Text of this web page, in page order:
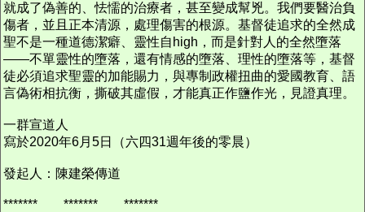
就成了偽善的、怯懦的治療者，甚至變成幫兇。我們要醫治負
傷者，並且正本清源，處理傷害的根源。基督徒追求的全然成
聖不是一種道德潔癖、靈性自high，而是針對人的全然墮落
——不單靈性的墮落，還有情感的墮落、理性的墮落等，基督
徒必須追求聖靈的加能賜力，與專制政權扭曲的愛國教育、語
言偽術相抗衡，撕破其虛假，才能真正作鹽作光，見證真理。
一群宣道人
寫於2020年6月5日（六四31週年後的零晨）
發起人：陳建榮傳道
******* ******* *******